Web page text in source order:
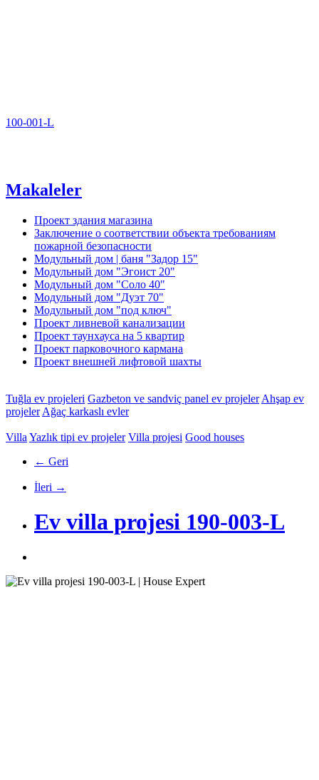
100-001-L
Makaleler
Проект здания магазина
Заключение о соответствии объекта требованиям
пожарной безопасности
Модульный дом | баня "Задор 15"
Модульный дом "Эгоист 20"
Модульный дом "Соло 40"
Модульный дом "Дуэт 70"
Модульный дом "под ключ"
Проект ливневой канализации
Проект таунхауса на 5 квартир
Проект парковочного кармана
Проект внешней лифтовой шахты
Tuğla ev projeleri Gazbeton ve sandviç panel ev projeler Ahşap ev
projeler Ağaç karkaslı evler
Villa Yazlık tipi ev projeler Villa projesi Good houses
← Geri
İleri →
Ev villa projesi 190-003-L